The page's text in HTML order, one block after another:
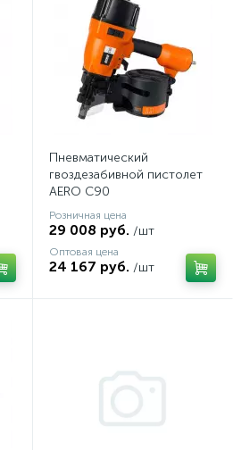
Пневматический
гвоздезабивной пистолет
AERO C90
Розничная цена
29 008 руб. /шт
Оптовая цена
24 167 руб. /шт